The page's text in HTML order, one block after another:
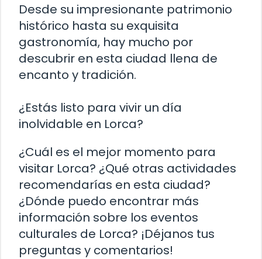
Desde su impresionante patrimonio
histórico hasta su exquisita
gastronomía, hay mucho por
descubrir en esta ciudad llena de
encanto y tradición.
¿Estás listo para vivir un día
inolvidable en Lorca?
¿Cuál es el mejor momento para
visitar Lorca? ¿Qué otras actividades
recomendarías en esta ciudad?
¿Dónde puedo encontrar más
información sobre los eventos
culturales de Lorca? ¡Déjanos tus
preguntas y comentarios!